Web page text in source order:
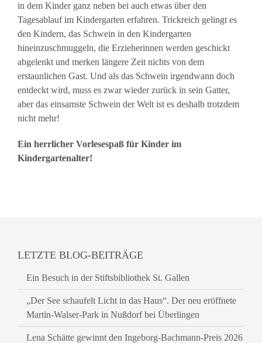
in dem Kinder ganz neben bei auch etwas über den
Tagesablauf im Kindergarten erfahren. Trickreich gelingt es
den Kindern, das Schwein in den Kindergarten
hineinzuschmuggeln, die Erzieherinnen werden geschickt
abgelenkt und merken längere Zeit nichts von dem
erstaunlichen Gast. Und als das Schwein irgendwann doch
entdeckt wird, muss es zwar wieder zurück in sein Gatter,
aber das einsamste Schwein der Welt ist es deshalb trotzdem
nicht mehr!
Ein herrlicher Vorlesespaß für Kinder im
Kindergartenalter!
LETZTE BLOG-BEITRÄGE
Ein Besuch in der Stiftsbibliothek St. Gallen
„Der See schaufelt Licht in das Haus“. Der neu eröffnete
Martin-Walser-Park in Nußdorf bei Überlingen
Lena Schätte gewinnt den Ingeborg-Bachmann-Preis 2026